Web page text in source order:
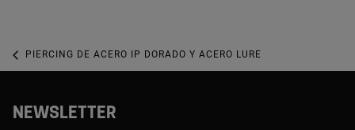
PIERCING DE ACERO IP DORADO Y ACERO LURE
NEWSLETTER